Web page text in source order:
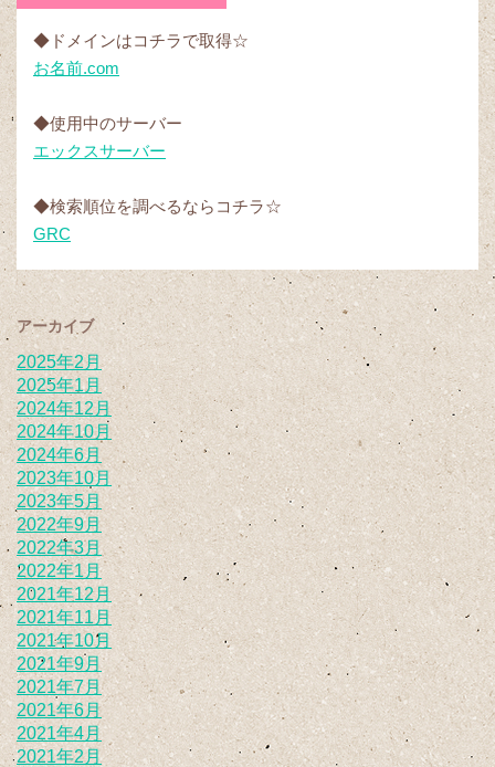
◆ドメインはコチラで取得☆
お名前.com
◆使用中のサーバー
エックスサーバー
◆検索順位を調べるならコチラ☆
GRC
アーカイブ
2025年2月
2025年1月
2024年12月
2024年10月
2024年6月
2023年10月
2023年5月
2022年9月
2022年3月
2022年1月
2021年12月
2021年11月
2021年10月
2021年9月
2021年7月
2021年6月
2021年4月
2021年2月